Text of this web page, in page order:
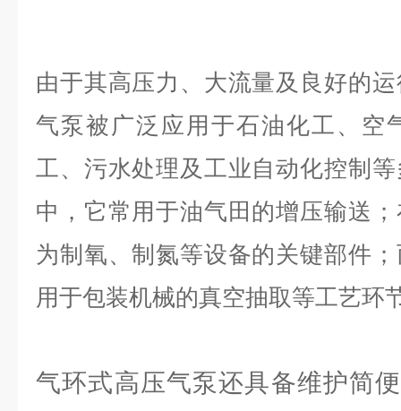
由于其高压力、大流量及良好的
气泵被广泛应用于石油化工、空
工、污水处理及工业自动化控制
中，它常用于油气田的增压输送
为制氧、制氮等设备的关键部件
用于包装机械的真空抽取等工艺环
气环式高压气泵还具备维护简